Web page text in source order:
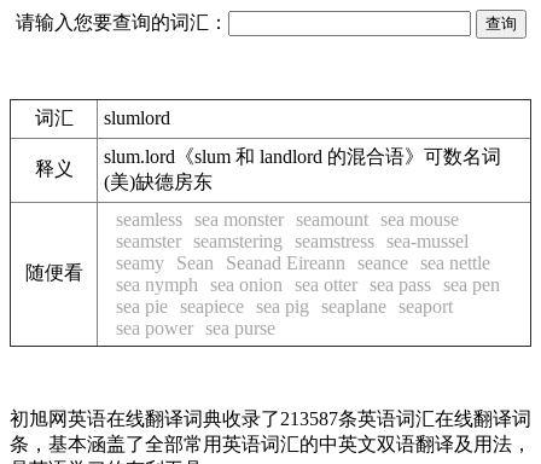
请输入您要查询的词汇：
词汇 slumlord
释义
slum.lord 《slum 和 landlord 的混合语》 可数名词
(美)缺德房东
随便看
seamless sea monster seamount sea mouse
seamster seamstering seamstress sea-mussel
seamy
Sean Seanad Eireann seance sea nettle
sea nymph
sea onion sea otter sea pass sea pen
sea pie seapiece sea pig seaplane seaport
sea power sea purse
初旭网英语在线翻译词典收录了213587条英语词汇在线翻译词
条，基本涵盖了全部常用英语词汇的中英文双语翻译及用法，